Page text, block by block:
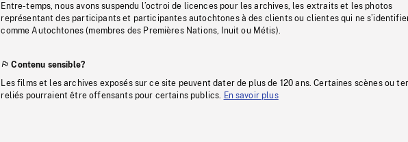
Entre-temps, nous avons suspendu l’octroi de licences pour les archives, les extraits et les photos
représentant des participants et participantes autochtones à des clients ou clientes qui ne
comme Autochtones (membres des Premières Nations, Inuit ou Métis).
Contenu sensible?
Les films et les archives exposés sur ce site peuvent dater de plus de 120 ans. Certaines scènes ou
reliés pourraient être offensants pour certains publics.
En savoir plus